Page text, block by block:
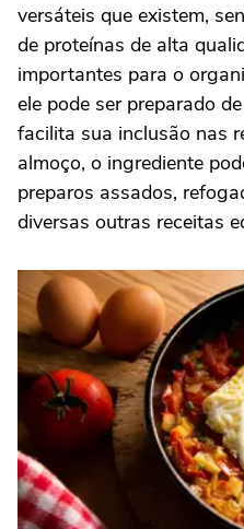
versáteis que existem,
de proteínas de alta
importantes para o
ele pode ser preparado
facilita sua inclusão nas
almoço, o ingrediente
preparos assados,
diversas outras receitas